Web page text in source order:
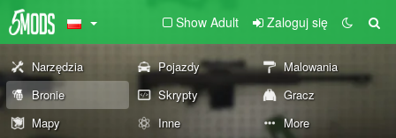
Show Adult Zaloguj się
Narzędzia Pojazdy
Malowania
Bronie
Skrypty
Gracz
Mapy
Inne More